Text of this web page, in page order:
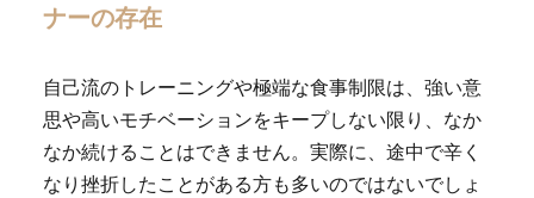
ナーの存在
自己流のトレーニングや極端な食事制限は、強い意
思や高いモチベーションをキープしない限り、なか
なか続けることはできません。実際に、途中で辛く
なり挫折したことがある方も多いのではないでしょ